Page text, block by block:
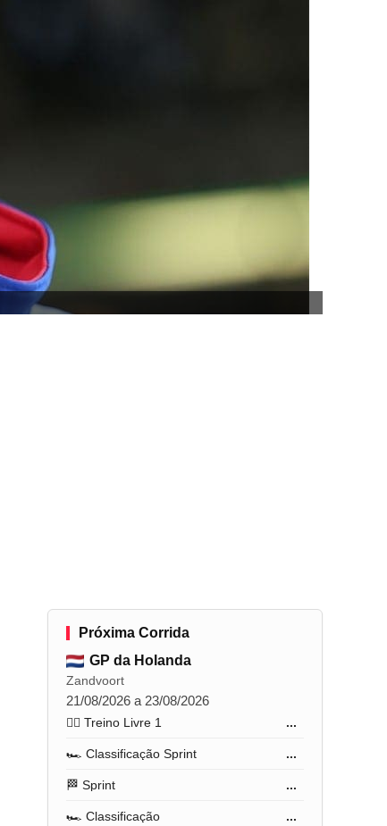
Próxima Corrida
GP da Holanda
Zandvoort
21/08/2026 a 23/08/2026
🏋️‍♂️ Treino Livre 1 ...
🏎️ Classificação Sprint ...
🏁 Sprint ...
🏎️ Classificação ...